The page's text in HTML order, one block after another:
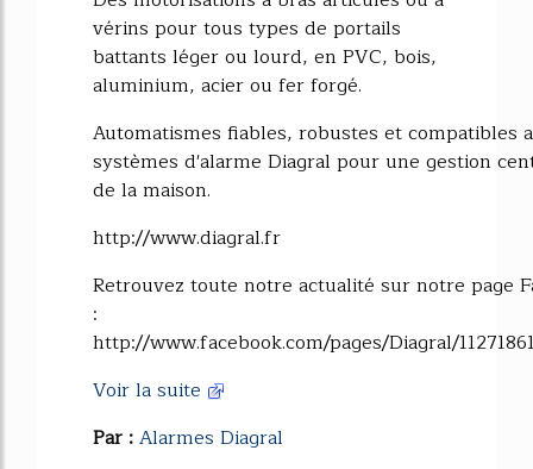
vérins pour tous types de portails
battants léger ou lourd, en PVC, bois,
aluminium, acier ou fer forgé.
Automatismes fiables, robustes et compatibles
systèmes d'alarme Diagral pour une gestion
de la maison.
http://www.diagral.fr
Retrouvez toute notre actualité sur notre page
:
http://www.facebook.com/pages/Diagral/
Voir la suite
Par :Alarmes Diagral